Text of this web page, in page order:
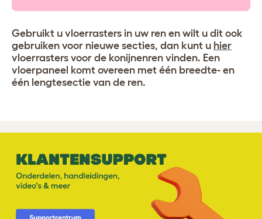
Gebruikt u vloerrasters in uw ren en wilt u dit ook
gebruiken voor nieuwe secties, dan kunt u hier
vloerrasters voor de konijnenren vinden. Een
vloerpaneel komt overeen met één breedte- en
één lengtesectie van de ren.